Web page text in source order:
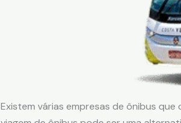
Existem várias empresas de ônibus